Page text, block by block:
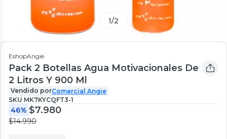
1/2
EshopAngie
Pack 2 Botellas Agua Motivacionales De
2 Litros Y 900 Ml
Vendido porComercial Angie
SKU MK7KYCQFT3-1
46% $7.980
$14.990